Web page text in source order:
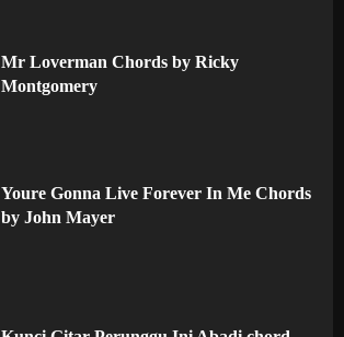
Mr Loverman Chords by Ricky
Montgomery
Youre Gonna Live Forever In Me Chords
by John Mayer